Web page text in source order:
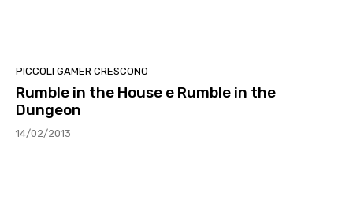
PICCOLI GAMER CRESCONO
Rumble in the House e Rumble in the
Dungeon
14/02/2013